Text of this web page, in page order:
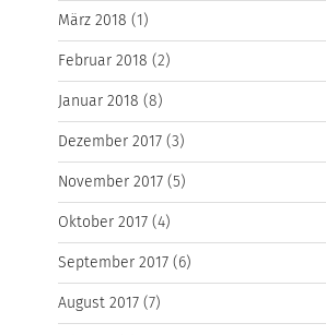
März 2018 (1)
Februar 2018 (2)
Januar 2018 (8)
Dezember 2017 (3)
November 2017 (5)
Oktober 2017 (4)
September 2017 (6)
August 2017 (7)